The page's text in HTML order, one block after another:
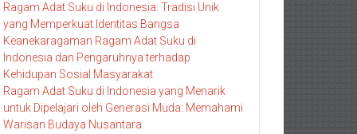
Ragam Adat Suku di Indonesia: Tradisi Unik
yang Memperkuat Identitas Bangsa
Keanekaragaman Ragam Adat Suku di
Indonesia dan Pengaruhnya terhadap
Kehidupan Sosial Masyarakat
Ragam Adat Suku di Indonesia yang Menarik
untuk Dipelajari oleh Generasi Muda: Memahami
Warisan Budaya Nusantara